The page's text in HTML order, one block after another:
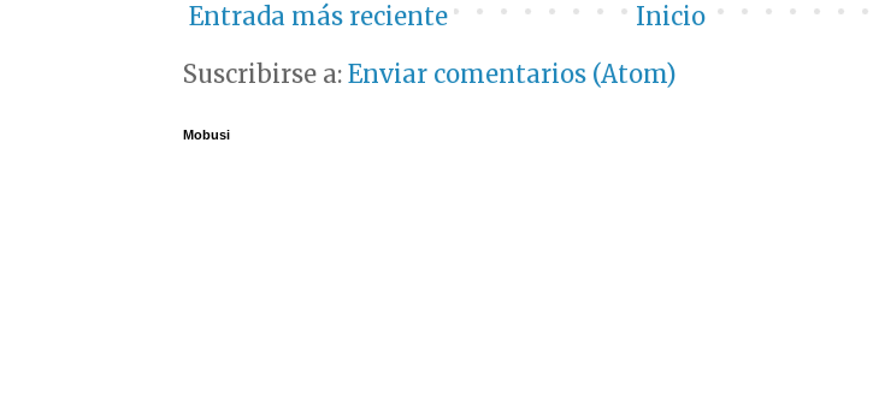
Entrada más reciente
Inicio
Suscribirse a: Enviar comentarios (Atom)
Mobusi